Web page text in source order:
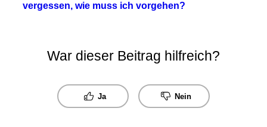
vergessen, wie muss ich vorgehen?
War dieser Beitrag hilfreich?
Ja Nein